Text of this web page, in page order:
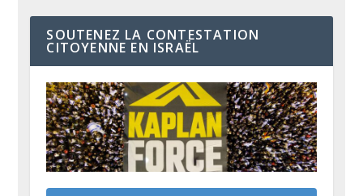
SOUTENEZ LA CONTESTATION
CITOYENNE EN ISRAËL